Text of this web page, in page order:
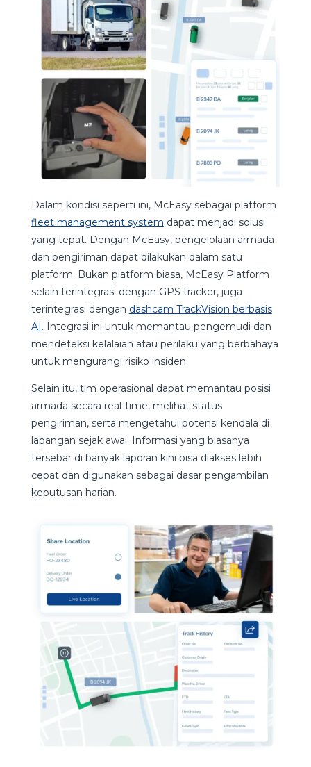
Dalam kondisi seperti ini, McEasy sebagai platform
fleet management system dapat menjadi solusi
yang tepat. Dengan McEasy, pengelolaan armada
dan pengiriman dapat dilakukan dalam satu
platform. Bukan platform biasa, McEasy Platform
selain terintegrasi dengan GPS tracker, juga
terintegrasi dengan dashcam TrackVision berbasis
AI. Integrasi ini untuk memantau pengemudi dan
mendeteksi kelalaian atau perilaku yang berbahaya
untuk mengurangi risiko insiden.
Selain itu, tim operasional dapat memantau posisi
armada secara real-time, melihat status
pengiriman, serta mengetahui potensi kendala di
lapangan sejak awal. Informasi yang biasanya
tersebar di banyak laporan kini bisa diakses lebih
cepat dan digunakan sebagai dasar pengambilan
keputusan harian.